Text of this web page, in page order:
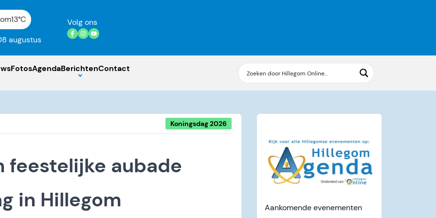
13°C
augustus
Volg ons
FotosAgendaBerichtenContact
Koningsdag 2026
feestelijke aubade
in Hillegom
Aankomende evenementen